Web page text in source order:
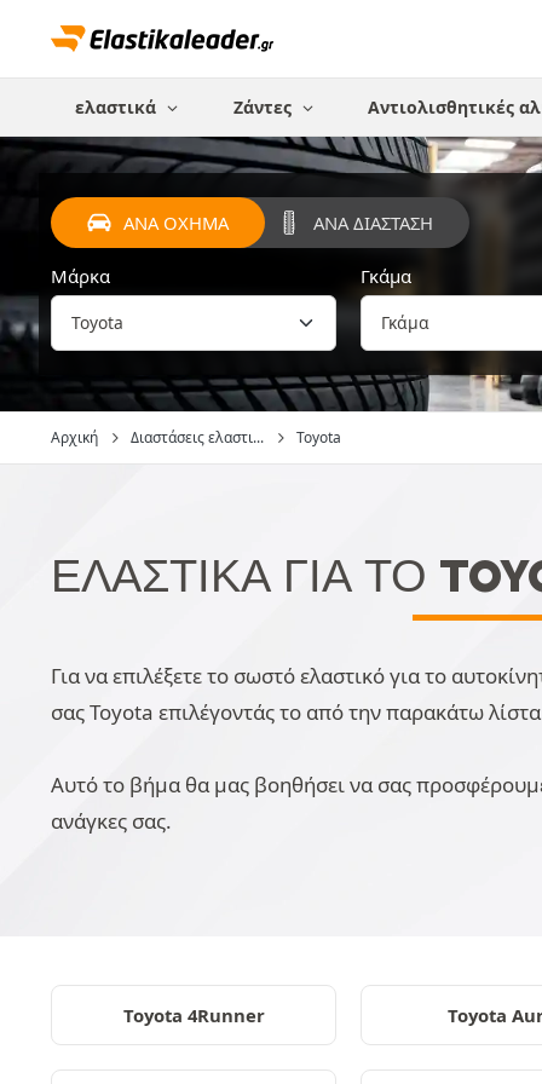
ελαστικά Ζάντες Αντιολισθητικές
ΑΝΑ ΟΧΗΜΑ ΑΝΑ ΔΙΑΣΤΑΣΗ
Μάρκα Γκάμα
Αρχική Διαστάσεις ελαστι... Toyota
ΕΛΑΣΤΙΚΆ ΓΙΑ ΤΟ
Για να επιλέξετε το σωστό ελαστικό για το
σας Toyota επιλέγοντάς το από την παρακάτω
Αυτό το βήμα θα μας βοηθήσει να σας
ανάγκες σας.
Toyota 4Runner Toyota